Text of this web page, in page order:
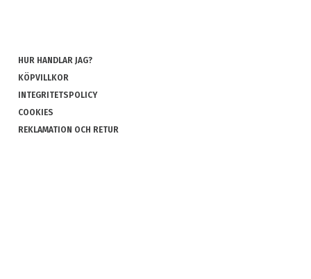
HUR HANDLAR JAG?
KÖPVILLKOR
INTEGRITETSPOLICY
COOKIES
REKLAMATION OCH RETUR